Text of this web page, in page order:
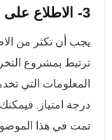
3- الاطلاع على المعلومات الأساسية للموضوع
يجب أن تكثر من
ترتبط بمشروع
المعلومات التي
درجة امتياز.
تمت في هذا